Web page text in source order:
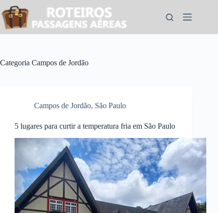
para
o
conteúdo
Categoria Campos de Jordão
Campos de Jordão, São Paulo
5 lugares para curtir a temperatura fria em São Paulo